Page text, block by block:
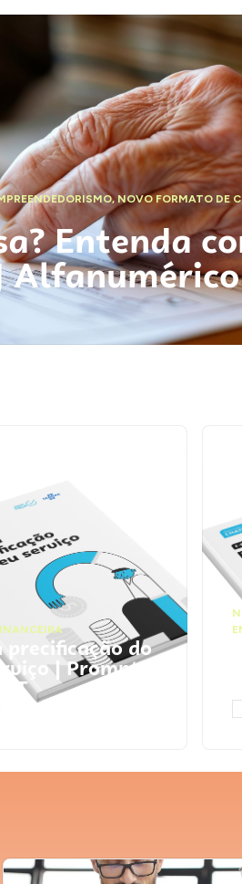
,NOVO FORMATO DE
Entenda
Alfanumérico
precificação do
| Prompts